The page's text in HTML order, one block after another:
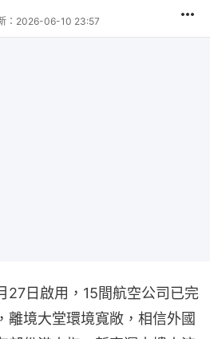
： 2026-06-10 23:57
27日啟用，15間航空公司已完
離境大堂環境寬敞，相信外國